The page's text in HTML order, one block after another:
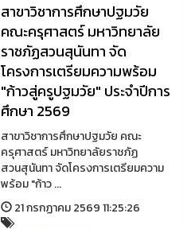
สาขาวิชาการศึกษาปฐมวัย
คณะครุศาสตร์ มหาวิทยาลัย
ราชภัฏสวนสุนันทา จัด
โครงการเตรียมความพร้อม
"ก้าวสู่ครูปฐมวัย" ประจำปีการ
ศึกษา 2569
สาขาวิชาการศึกษาปฐมวัย คณะ
ครุศาสตร์ มหาวิทยาลัยราชภัฏ
สวนสุนันทา จัดโครงการเตรียมความ
พร้อม "ก้าว ...
21 กรกฏาคม 2569 11:25:26